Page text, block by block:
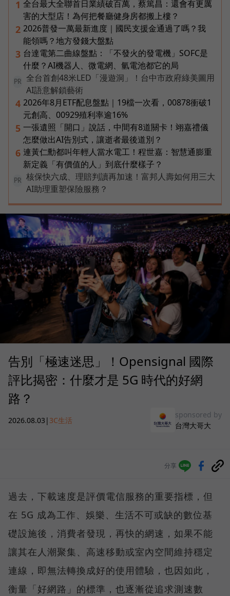
1 全台最大全聯首日業績破百萬，蔡篤昌：還會有更厲
害的大型店！為何把餐廳健身房都搬上樓？
2 2026普發一萬最新進度｜國民支援金通過了嗎？我
能領嗎？地方發錢大盤點
3 台達電第二曲線盤點：「不發火的發電機」SOFC是
什麼？AI機器人、微電網、氫電池都它的局
PR
全台首創48米LED「漫遊洞」！台中市政府綠美圖用
AI語意解鎖藝術
4 2026年8月ETF配息盤點｜19檔一次看，00878衝破1
元創高、00929殖利率逾16%
5 一張遺照「開口」說話，中間有8道關卡！翊嘉禮儀
怎麼做出AI告別式，讓逝者最後道別？
6 連黃仁勳都叫年輕人當水電工！程世嘉：智慧通膨重
新定義「有價值的人」到底什麼樣子？
PR
核保快六成、理賠判讀再加速！富邦人壽如何用三大
AI助理重塑保險服務？
告別「極速迷思」！Opensignal 國際
評比揭密：什麼才是 5G 時代的好網
路？
2026.08.03 | 3C生活
sponsored by
台灣大哥大
分享
過去，下載速度是評價電信服務的重要指標，但
在 5G 成為工作、娛樂、生活不可或缺的數位基
礎設施後，消費者發現，再快的網速，如果不能
讓其在人潮聚集、高速移動或室內空間維持穩定
連線，即無法轉換成好的使用體驗，也因如此，
衡量「好網路」的標準，也逐漸從追求測速數